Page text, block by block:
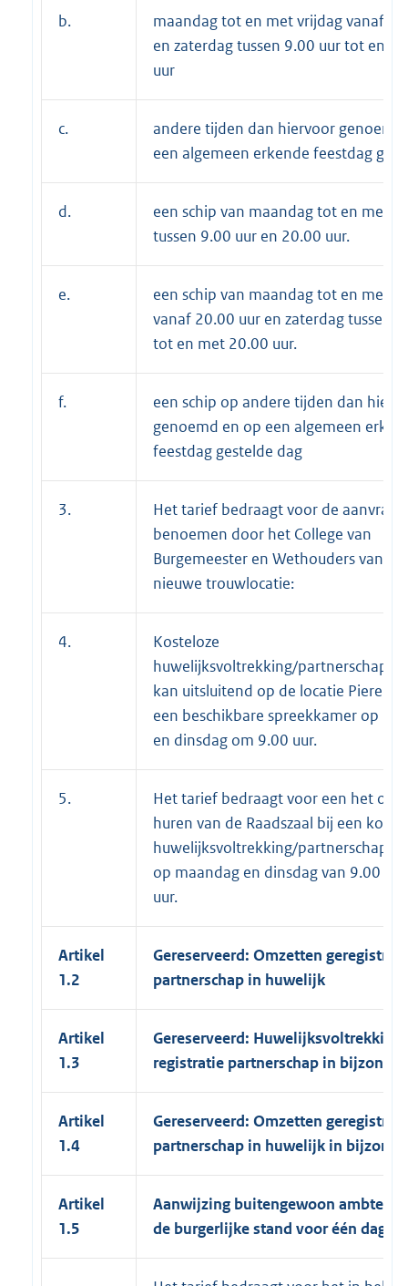
b.
maandag tot en met vrijdag vanaf
en zaterdag tussen 9.00 uur tot en
uur
c.
andere tijden dan hiervoor genoemd
een algemeen erkende feestdag
d.
een schip van maandag tot en met
tussen 9.00 uur en 20.00 uur.
e.
een schip van maandag tot en met
vanaf 20.00 uur en zaterdag tussen
tot en met 20.00 uur.
f.
een schip op andere tijden dan
genoemd en op een algemeen
feestdag gestelde dag
3.
Het tarief bedraagt voor de
benoemen door het College van
Burgemeester en Wethouders van
nieuwe trouwlocatie:
4.
Kosteloze
huwelijksvoltrekking/
kan uitsluitend op de locatie
een beschikbare spreekkamer op
en dinsdag om 9.00 uur.
5.
Het tarief bedraagt voor een het
huren van de Raadszaal bij een
huwelijksvoltrekking/
op maandag en dinsdag van 9.00
uur.
Artikel
1.2
Gereserveerd: Omzetten
partnerschap in huwelijk
Artikel
1.3
Gereserveerd: Huwelijksvoltrekking
registratie partnerschap in
Artikel
1.4
Gereserveerd: Omzetten
partnerschap in huwelijk in
Artikel
1.5
Aanwijzing buitengewoon
de burgerlijke stand voor één dag